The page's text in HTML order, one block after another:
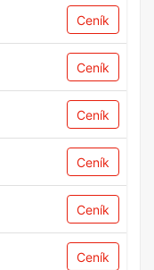
Ceník
Ceník
Ceník
Ceník
Ceník
Ceník